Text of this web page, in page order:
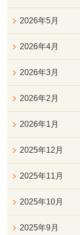
2026年5月
2026年4月
2026年3月
2026年2月
2026年1月
2025年12月
2025年11月
2025年10月
2025年9月